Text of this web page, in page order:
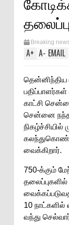
Breaking
A+ A- EMAIL
தென்னிந்திய
பதிப்பாளர்கள்
காட்சி
சென்னை
நிகழ்ச்சியில்
வைக்கிறார்.
750-க்கும்
10
வந்து